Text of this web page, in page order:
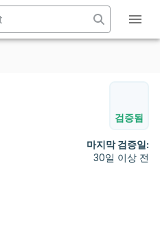
검증됨
마지막 검증일:
30일 이상 전